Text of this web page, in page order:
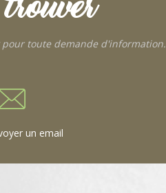
toute demande d'information.
un email